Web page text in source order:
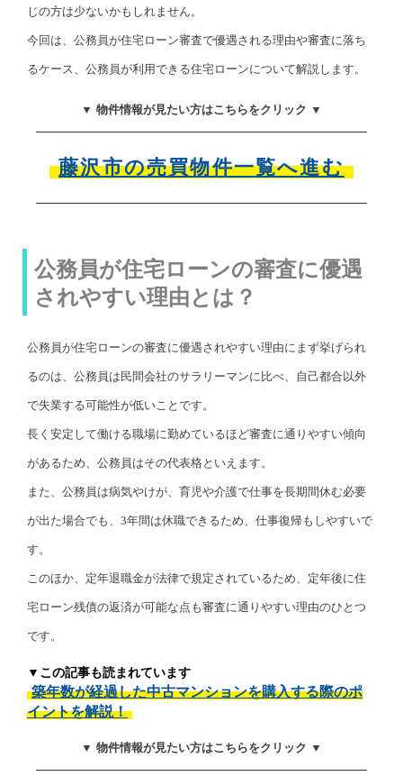
じの方は少ないかもしれません。
今回は、公務員が住宅ローン審査で優遇される理由や審査に落ち
るケース、公務員が利用できる住宅ローンについて解説します。
▼ 物件情報が見たい方はこちらをクリック ▼
藤沢市の売買物件一覧へ進む
公務員が住宅ローンの審査に優遇
されやすい理由とは？
公務員が住宅ローンの審査に優遇されやすい理由にまず挙げられ
るのは、公務員は民間会社のサラリーマンに比べ、自己都合以外
で失業する可能性が低いことです。
長く安定して働ける職場に勤めているほど審査に通りやすい傾向
があるため、公務員はその代表格といえます。
また、公務員は病気やけが、育児や介護で仕事を長期間休む必要
が出た場合でも、3年間は休職できるため、仕事復帰もしやすいで
す。
このほか、定年退職金が法律で規定されているため、定年後に住
宅ローン残債の返済が可能な点も審査に通りやすい理由のひとつ
です。
▼この記事も読まれています
築年数が経過した中古マンションを購入する際のポ
イントを解説！
▼ 物件情報が見たい方はこちらをクリック ▼